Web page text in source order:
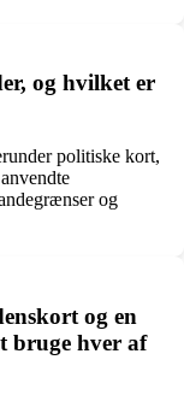
og hvilket er
politiske kort,
og
og en
bruge hver af